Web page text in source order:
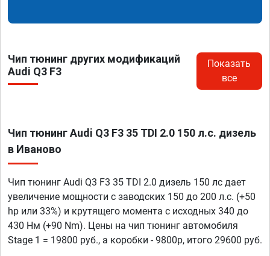
Чип тюнинг других модификаций
Audi Q3 F3
Показать
все
Чип тюнинг Audi Q3 F3 35 TDI 2.0 150 л.с. дизель
в Иваново
Чип тюнинг Audi Q3 F3 35 TDI 2.0 дизель 150 лс дает
увеличение мощности с заводских 150 до 200 л.с. (+50
hp или 33%) и крутящего момента с исходных 340 до
430 Нм (+90 Nm). Цены на чип тюнинг автомобиля
Stage 1 = 19800 руб., а коробки - 9800р, итого 29600 руб.